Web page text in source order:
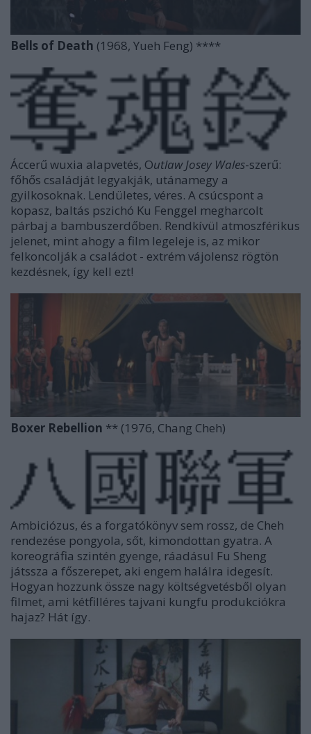
Bells of Death (1968, Yueh Feng) ****
Áccerű wuxia alapvetés, Outlaw Josey Wales-szerű:
főhős családját legyakják, utánamegy a
gyilkosoknak. Lendületes, véres. A csúcspont a
kopasz, baltás pszichó Ku Fenggel megharcolt
párbaj a bambuszerdőben. Rendkívül atmoszférikus
jelenet, mint ahogy a film legeleje is, az mikor
felkoncolják a családot - extrém vájolensz rögtön
kezdésnek, így kell ezt!
Boxer Rebellion ** (1976, Chang Cheh)
Ambiciózus, és a forgatókönyv sem rossz, de Cheh
rendezése pongyola, sőt, kimondottan gyatra. A
koreográfia szintén gyenge, ráadásul Fu Sheng
játssza a főszerepet, aki engem halálra idegesít.
Hogyan hozzunk össze nagy költségvetésből olyan
filmet, ami kétfilléres tajvani kungfu produkciókra
hajaz? Hát így.